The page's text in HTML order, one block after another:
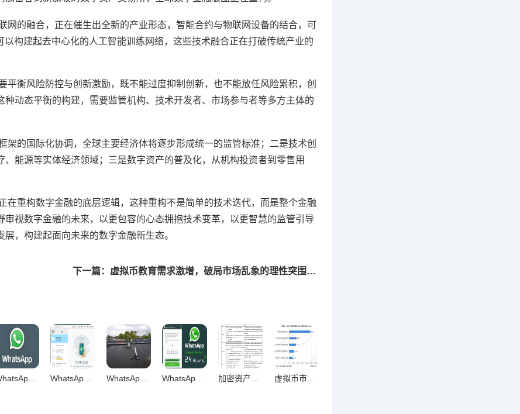
网的融合，正在催生出全新的产业形态，智能合约与物联网设备的结合，可
构建起去中心化的人工智能训练网络，这些技术融合正在打破传统产业的
衡风险防控与创新激励，既不能过度抑制创新，也不能放任风险累积，创
动态平衡的构建，需要监管机构、技术开发者、市场参与者等多方主体的
的国际化协调，全球主要经济体将逐步形成统一的监管标准；二是技术创
能源等实体经济领域；三是数字资产的普及化，从机构投资者到零售用
在重构数字金融的底层逻辑，这种重构不是简单的技术迭代，而是整个金融
视数字金融的未来，以更包容的心态拥抱技术变革，以更智慧的监管引导
，构建起面向未来的数字金融新生态。
下一篇：虚拟币教育需求激增，破局市场乱象的理性突围之道
WhatsApp网页版，企业远程沟通高效解决方案的革新之路 WhatsApp网页版文件传输迎来快稳安三重革新新纪元 虚拟币市场规范化，从混沌到秩序的深度解析